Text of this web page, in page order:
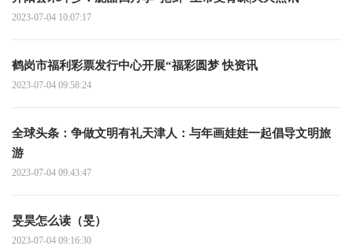
2023-07-04 10:07:17
鹤岗市福利彩票发行中心开展“福彩圆梦 快资讯
2023-07-04 09:58:24
全球头条：争做文明有礼天津人：与年画娃娃一起倡导文明旅
游
2023-07-04 09:43:47
旻昊怎么读（旻）
2023-07-04 09:16:30